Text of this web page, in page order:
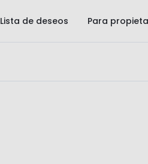
Lista de deseos Para